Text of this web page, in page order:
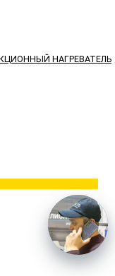
НАГРЕВАТЕЛЬ